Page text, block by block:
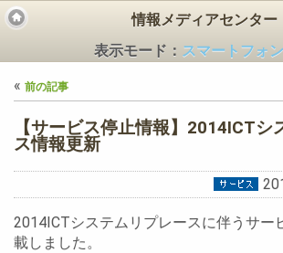
情報メディアセンター
表示モード： スマートフォン
« 前の記事
【サービス停止情報】2014ICTシ
ス情報更新
2014ICTシステムリプレースに伴うサー
載しました。